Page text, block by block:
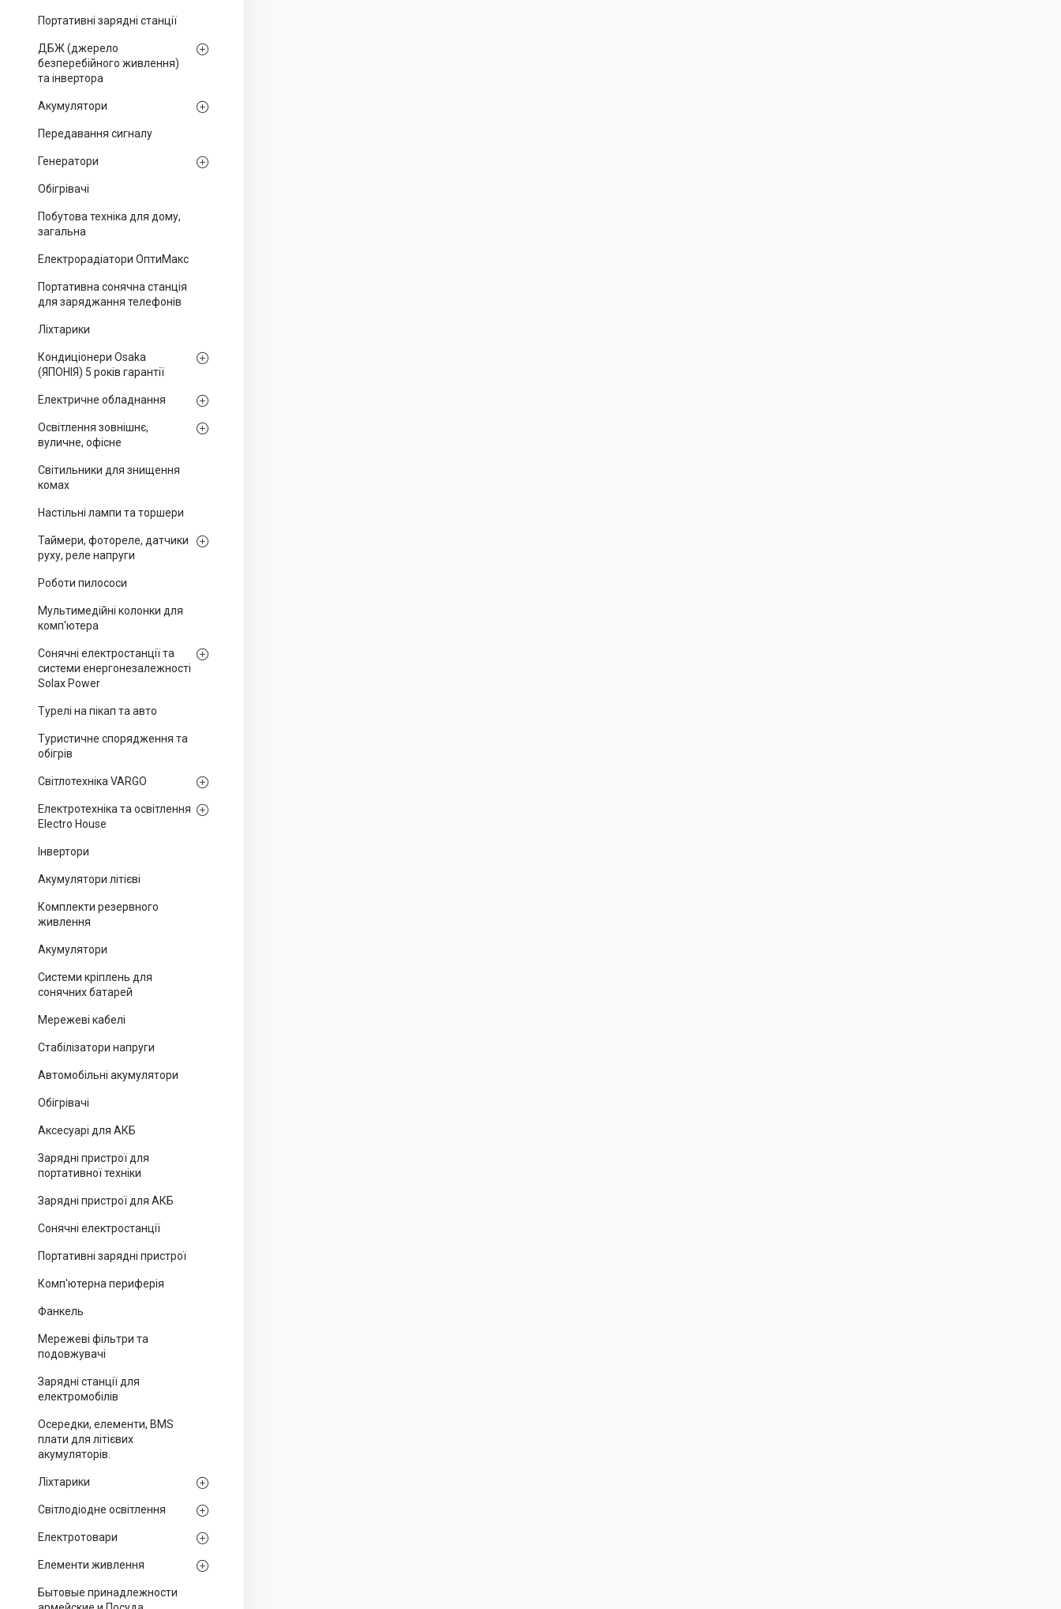
Портативні зарядні станції
ДБЖ (джерело
безперебійного живлення)
та інвертора
Акумулятори
Передавання сигналу
Генератори
Обігрівачі
Побутова техніка для дому,
загальна
Електрорадіатори ОптиМакс
Портативна сонячна станція
для заряджання телефонів
Ліхтарики
Кондиціонери Osaka
(ЯПОНІЯ) 5 років гарантії
Електричне обладнання
Освітлення зовнішнє,
вуличне, офісне
Світильники для знищення
комах
Настільні лампи та торшери
Таймери, фотореле, датчики
руху, реле напруги
Роботи пилососи
Мультимедійні колонки для
комп'ютера
Сонячні електростанції та
системи енергонезалежності
Solax Power
Турелі на пікап та авто
Туристичне спорядження та
обігрів
Світлотехніка VARGO
Електротехніка та освітлення
Electro House
Інвертори
Акумулятори літієві
Комплекти резервного
живлення
Акумулятори
Системи кріплень для
сонячних батарей
Мережеві кабелі
Стабілізатори напруги
Автомобільні акумулятори
Обігрівачі
Аксесуарі для АКБ
Зарядні пристрої для
портативної техніки
Зарядні пристрої для АКБ
Сонячні електростанції
Портативні зарядні пристрої
Комп'ютерна периферія
Фанкель
Мережеві фільтри та
подовжувачі
Зарядні станції для
електромобілів
Осередки, елементи, BMS
плати для літієвих
акумуляторів.
Ліхтарики
Світлодіодне освітлення
Електротовари
Елементи живлення
Бытовые принадлежности